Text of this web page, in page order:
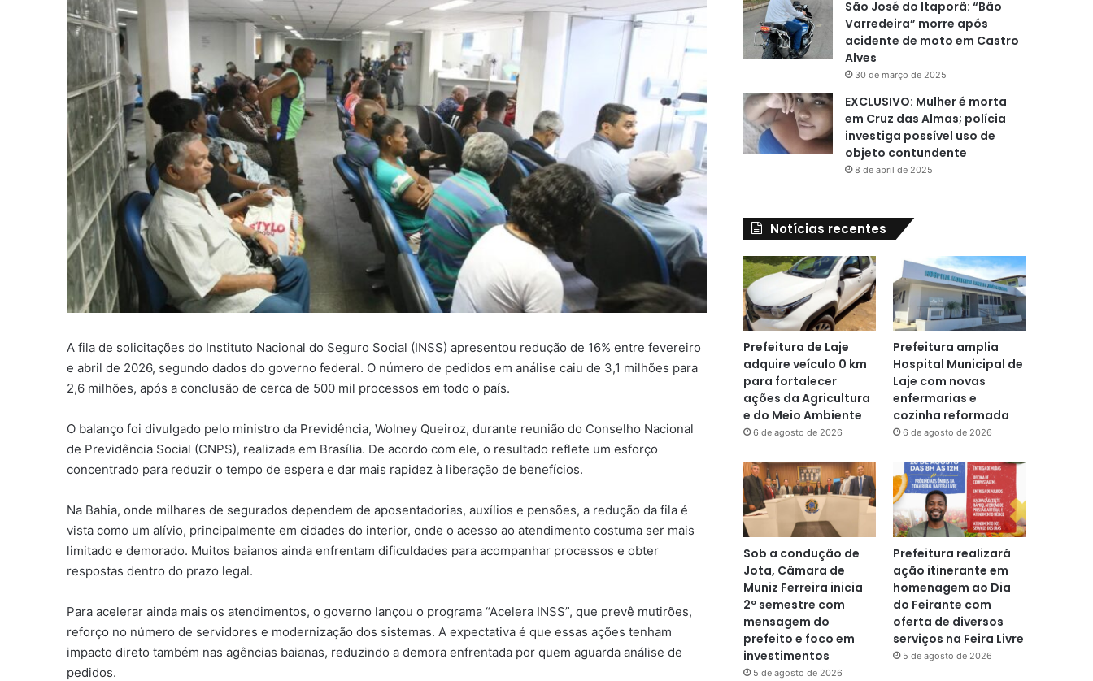
A fila de solicitações do Instituto Nacional do Seguro Social (INSS) apresentou redução de 16% entre fevereiro
e abril de 2026, segundo dados do governo federal. O número de pedidos em análise caiu de 3,1 milhões para
2,6 milhões, após a conclusão de cerca de 500 mil processos em todo o país.
O balanço foi divulgado pelo ministro da Previdência, Wolney Queiroz, durante reunião do Conselho Nacional
de Previdência Social (CNPS), realizada em Brasília. De acordo com ele, o resultado reflete um esforço
concentrado para reduzir o tempo de espera e dar mais rapidez à liberação de benefícios.
Na Bahia, onde milhares de segurados dependem de aposentadorias, auxílios e pensões, a redução da fila é
vista como um alívio, principalmente em cidades do interior, onde o acesso ao atendimento costuma ser mais
limitado e demorado. Muitos baianos ainda enfrentam dificuldades para acompanhar processos e obter
respostas dentro do prazo legal.
Para acelerar ainda mais os atendimentos, o governo lançou o programa “Acelera INSS”, que prevê mutirões,
reforço no número de servidores e modernização dos sistemas. A expectativa é que essas ações tenham
impacto direto também nas agências baianas, reduzindo a demora enfrentada por quem aguarda análise de
pedidos.
São José do Itaporã: “Bão
Varredeira” morre após
acidente de moto em Castro
Alves
30 de março de 2025
EXCLUSIVO: Mulher é morta
em Cruz das Almas; polícia
investiga possível uso de
objeto contundente
8 de abril de 2025
Notícias recentes
Prefeitura de Laje
adquire veículo 0 km
para fortalecer
ações da Agricultura
e do Meio Ambiente
6 de agosto de 2026
Prefeitura amplia
Hospital Municipal de
Laje com novas
enfermarias e
cozinha reformada
6 de agosto de 2026
Sob a condução de
Jota, Câmara de
Muniz Ferreira inicia
2º semestre com
mensagem do
prefeito e foco em
investimentos
5 de agosto de 2026
Prefeitura realizará
ação itinerante em
homenagem ao Dia
do Feirante com
oferta de diversos
serviços na Feira Livre
5 de agosto de 2026